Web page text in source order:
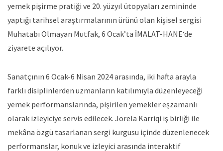
yemek pişirme pratiği ve 20. yüzyıl ütopyaları zemininde
yaptığı tarihsel araştırmalarının ürünü olan kişisel sergisi
Muhatabı Olmayan Mutfak, 6 Ocak’ta İMALAT-HANE‘de
ziyarete açılıyor.
Sanatçının 6 Ocak-6 Nisan 2024 arasında, iki hafta arayla
farklı disiplinlerden uzmanların katılımıyla düzenleyeceği
yemek performanslarında, pişirilen yemekler eşzamanlı
olarak izleyiciye servis edilecek. Jorela Karriqi iş birliği ile
mekâna özgü tasarlanan sergi kurgusu içinde düzenlenecek
performanslar, konuk ve izleyici arasında interaktif